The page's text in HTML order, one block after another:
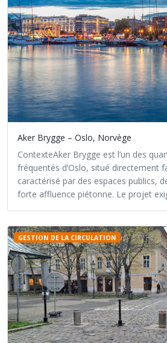
Aker Brygge – Oslo, Norvège
ContexteAker Brygge est l’un des
fréquentés d’Oslo, situé directement
caractérisé par des espaces publics,
forte affluence piétonne. Le projet
GESTION DE LA CIRCULATION